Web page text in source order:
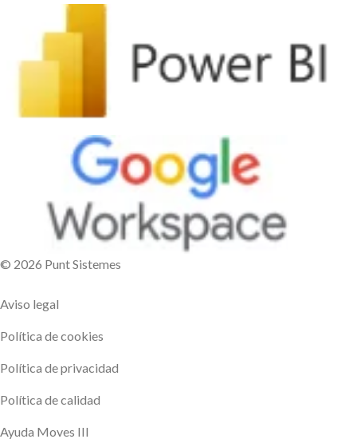
© 2026 Punt Sistemes
Aviso legal
Política de cookies
Política de privacidad
Política de calidad
Ayuda Moves III